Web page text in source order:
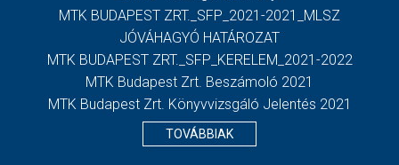
MTK BUDAPEST ZRT._SFP_2021-2021_MLSZ
JÓVÁHAGYÓ HATÁROZAT
MTK BUDAPEST ZRT._SFP_KERELEM_2021-2022
MTK Budapest Zrt. Beszámoló 2021
MTK Budapest Zrt. Könyvvizsgáló Jelentés 2021
TOVÁBBIAK